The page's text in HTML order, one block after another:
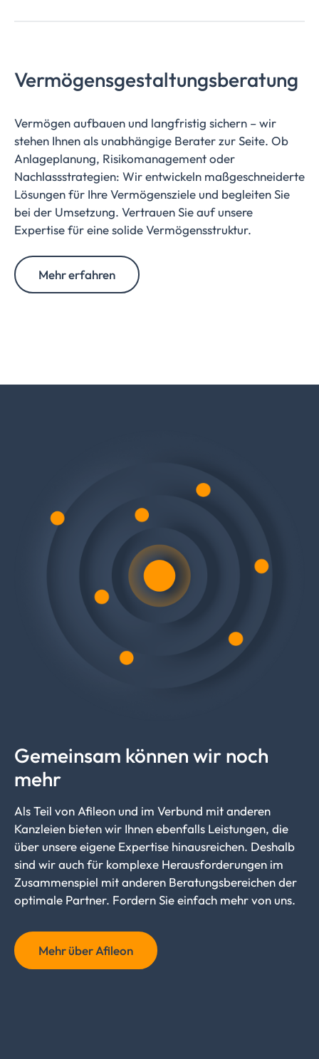
Vermögensgestaltungsberatung
Vermögen aufbauen und langfristig sichern – wir
stehen Ihnen als unabhängige Berater zur Seite. Ob
Anlageplanung, Risikomanagement oder
Nachlassstrategien: Wir entwickeln maßgeschneiderte
Lösungen für Ihre Vermögensziele und begleiten Sie
bei der Umsetzung. Vertrauen Sie auf unsere
Expertise für eine solide Vermögensstruktur.
Mehr erfahren
Gemeinsam können wir noch
mehr
Als Teil von Afileon und im Verbund mit anderen
Kanzleien bieten wir Ihnen ebenfalls Leistungen, die
über unsere eigene Expertise hinausreichen. Deshalb
sind wir auch für komplexe Herausforderungen im
Zusammenspiel mit anderen Beratungsbereichen der
optimale Partner. Fordern Sie einfach mehr von uns.
Mehr über Afileon